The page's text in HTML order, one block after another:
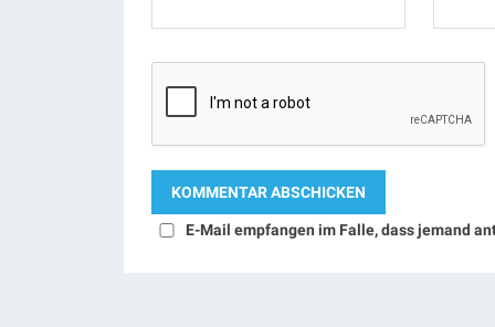
E-Mail empfangen im Falle, dass jemand